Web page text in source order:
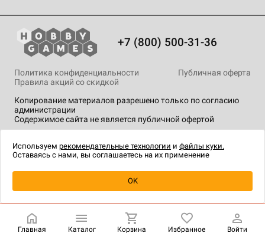
Уведомить о наличии
+7 (800) 500-31-36
Копирование материалов разрешено только по согласию
администрации
Содержимое сайта не является публичной офертой
Политика конфиденциальности
Публичная оферта
Правила акций со скидкой
технологии.
Главная Каталог Корзина Избранное Войти
Используем рекомендательные технологии и файлы куки.
Оставаясь с нами, вы соглашаетесь на их применение
OK